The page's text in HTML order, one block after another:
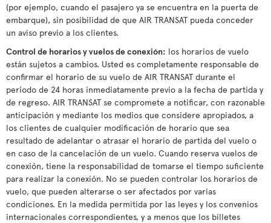
(por ejemplo, cuando el pasajero ya se encuentra en la puerta de
embarque), sin posibilidad de que AIR TRANSAT pueda conceder
un aviso previo a los clientes.
Control de horarios y vuelos de conexión: los horarios de vuelo
están sujetos a cambios. Usted es completamente responsable de
confirmar el horario de su vuelo de AIR TRANSAT durante el
período de 24 horas inmediatamente previo a la fecha de partida y
de regreso. AIR TRANSAT se compromete a notificar, con razonable
anticipación y mediante los medios que considere apropiados, a
los clientes de cualquier modificación de horario que sea
resultado de adelantar o atrasar el horario de partida del vuelo o
en caso de la cancelación de un vuelo. Cuando reserva vuelos de
conexión, tiene la responsabilidad de tomarse el tiempo suficiente
para realizar la conexión. No se pueden controlar los horarios de
vuelo, que pueden alterarse o ser afectados por varias
condiciones. En la medida permitida por las leyes y los convenios
internacionales correspondientes, y a menos que los billetes